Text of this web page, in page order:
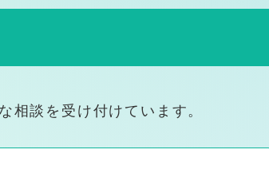
相談を受け付けています。